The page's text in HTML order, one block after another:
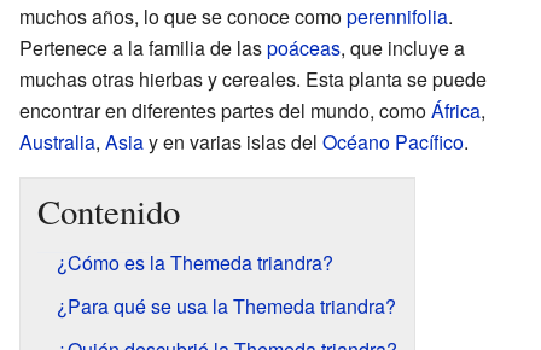
muchos años, lo que se conoce comoperennifolia.
Pertenece a la familia de laspoáceas, que incluye a
muchas otras hierbas y cereales. Esta planta se puede
encontrar en diferentes partes del mundo, comoÁfrica,
Australia, Asiay en varias islas del Océano Pacífico.
Contenido
¿Cómo es la Themeda triandra?
¿Para qué se usa la Themeda triandra?